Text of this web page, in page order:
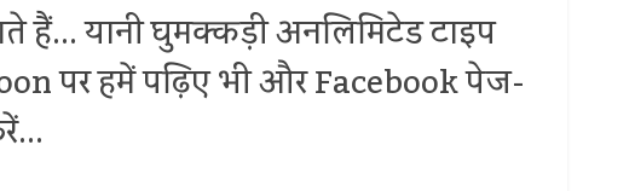
हैं... यानी घुमक्कड़ी अनलिमिटेड टाइप
पर हमें पढ़िए भी और Facebook पेज-